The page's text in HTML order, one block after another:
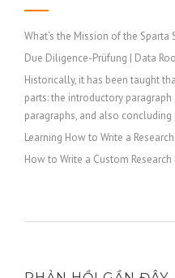
What’s the Mission of the Sparta
Due Diligence-Prüfung | Data
Historically, it has been taught
parts: the introductory
paragraphs, and also concluding
Learning How to Write a
How to Write a Custom Research